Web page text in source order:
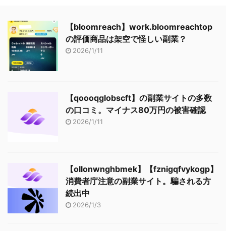
【bloomreach】work.bloomreachtop
の評価商品は架空で怪しい副業？
2026/1/11
【qoooqglobscft】の副業サイトの多数
の口コミ。マイナス80万円の被害確認
2026/1/11
【ollonwnghbmek】【fznigqfvykogp】
消費者庁注意の副業サイト。騙される方
続出中
2026/1/3